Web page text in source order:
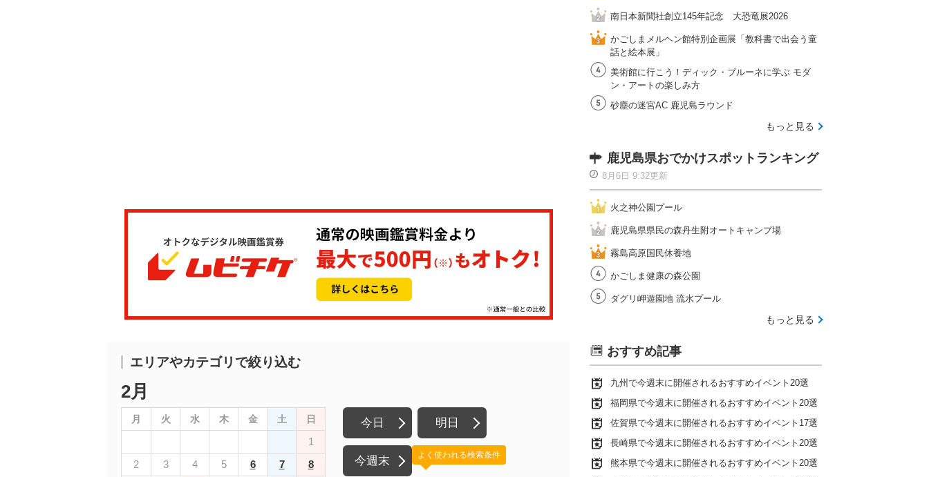
エリアやカテゴリで絞り込む
2月
月 火 水 木 金 土 日
1
2
3 4 5 6 7
8
今日 明日
今週末 よく使われる検索条件
南日本新聞社創立145年記念 大恐竜展2026
かごしまメルヘン館特別企画展「教科書で出会う童
話と絵本展」
美術館に行こう！ディック・ブルーネに学ぶ モダ
ン・アートの楽しみ方
砂塵の迷宮AC 鹿児島ラウンド
もっと見る
鹿児島県おでかけスポットランキング
8月6日 9:32更新
火之神公園プール
鹿児島県県民の森丹生附オートキャンプ場
霧島高原国民休養地
かごしま健康の森公園
ダグリ岬遊園地 流水プール
もっと見る
おすすめ記事
九州で今週末に開催されるおすすめイベント20選
福岡県で今週末に開催されるおすすめイベント20選
佐賀県で今週末に開催されるおすすめイベント17選
長崎県で今週末に開催されるおすすめイベント20選
熊本県で今週末に開催されるおすすめイベント20選